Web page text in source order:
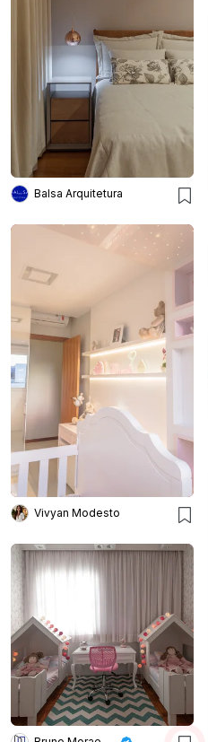
Balsa Arquitetura
Vivyan Modesto